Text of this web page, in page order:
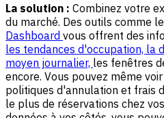
La solution : Combinez votre
du marché. Des outils comme le
Dashboard vous offrent des
les tendances d'occupation, la
moyen journalier, les fenêtres
encore. Vous pouvez même
politiques d'annulation et frais
le plus de réservations chez